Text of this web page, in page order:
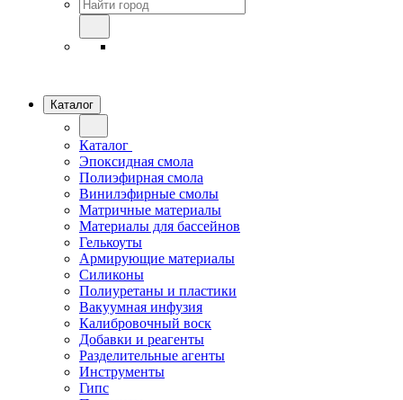
Каталог
Каталог
Эпоксидная смола
Полиэфирная смола
Винилэфирные смолы
Матричные материалы
Материалы для бассейнов
Гелькоуты
Армирующие материалы
Силиконы
Полиуретаны и пластики
Вакуумная инфузия
Калибровочный воск
Добавки и реагенты
Разделительные агенты
Инструменты
Гипс